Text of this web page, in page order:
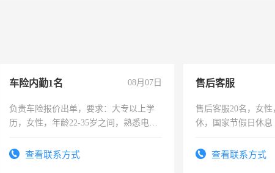
车险内勤1名 08月07日
负责车险报价出单，要求：大专以上学
历，女性，年龄22-35岁之间，熟悉电脑
试用期1-3个月，转正后交纳五险，
查看联系方式
售后客服
售后客服20名，女性
休，国家节假日休息
查看联系方式